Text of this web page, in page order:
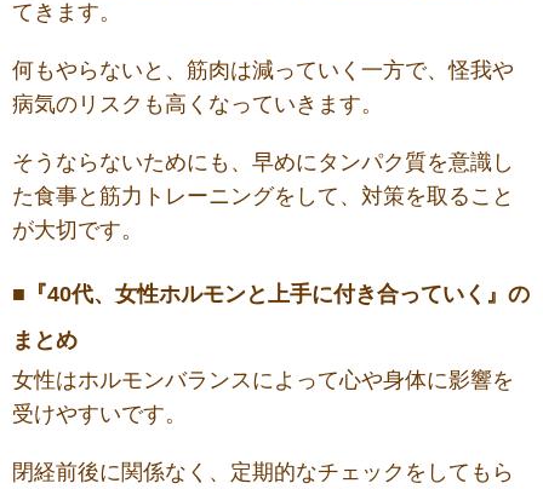
てきます。
何もやらないと、筋肉は減っていく一方で、怪我や
病気のリスクも高くなっていきます。
そうならないためにも、早めにタンパク質を意識し
た食事と筋力トレーニングをして、対策を取ること
が大切です。
■『40代、女性ホルモンと上手に付き合っていく』の
まとめ
女性はホルモンバランスによって心や身体に影響を
受けやすいです。
閉経前後に関係なく、定期的なチェックをしてもら